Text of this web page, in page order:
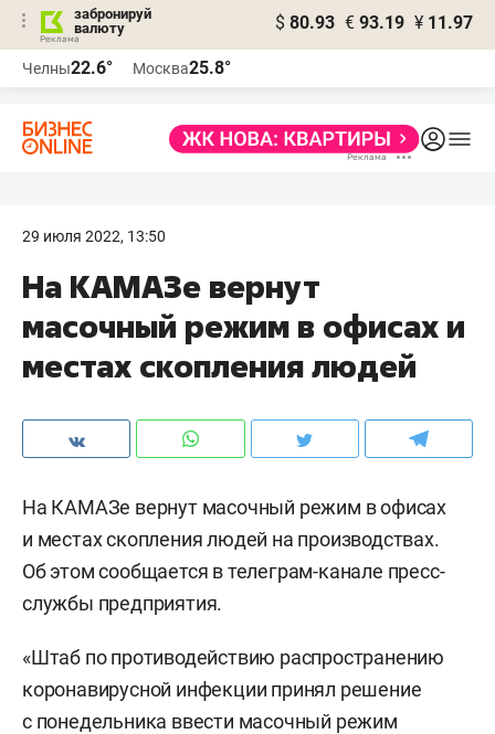
забронируй
валюту
$ 80.93 € 93.19 ¥ 11.97
Челны22.6° Москва25.8°
29 июля 2022, 13:50
На КАМАЗе вернут
масочный режим в офисах и
местах скопления людей
На КАМАЗе вернут масочный режим в офисах
и местах скопления людей на производствах.
Об этом сообщается в телеграм-канале пресс-
службы предприятия.
«Штаб по противодействию распространению
коронавирусной инфекции принял решение
с понедельника ввести масочный режим